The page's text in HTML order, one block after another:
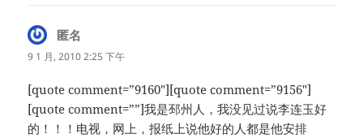
匿名
道：
9 1 月, 2010 2:25 下午
[quote comment=”9160″][quote comment=”9156″]
[quote comment=””]我是邳州人，我没见过说李连玉好
的！！！电视，网上，报纸上说他好的人都是他安排